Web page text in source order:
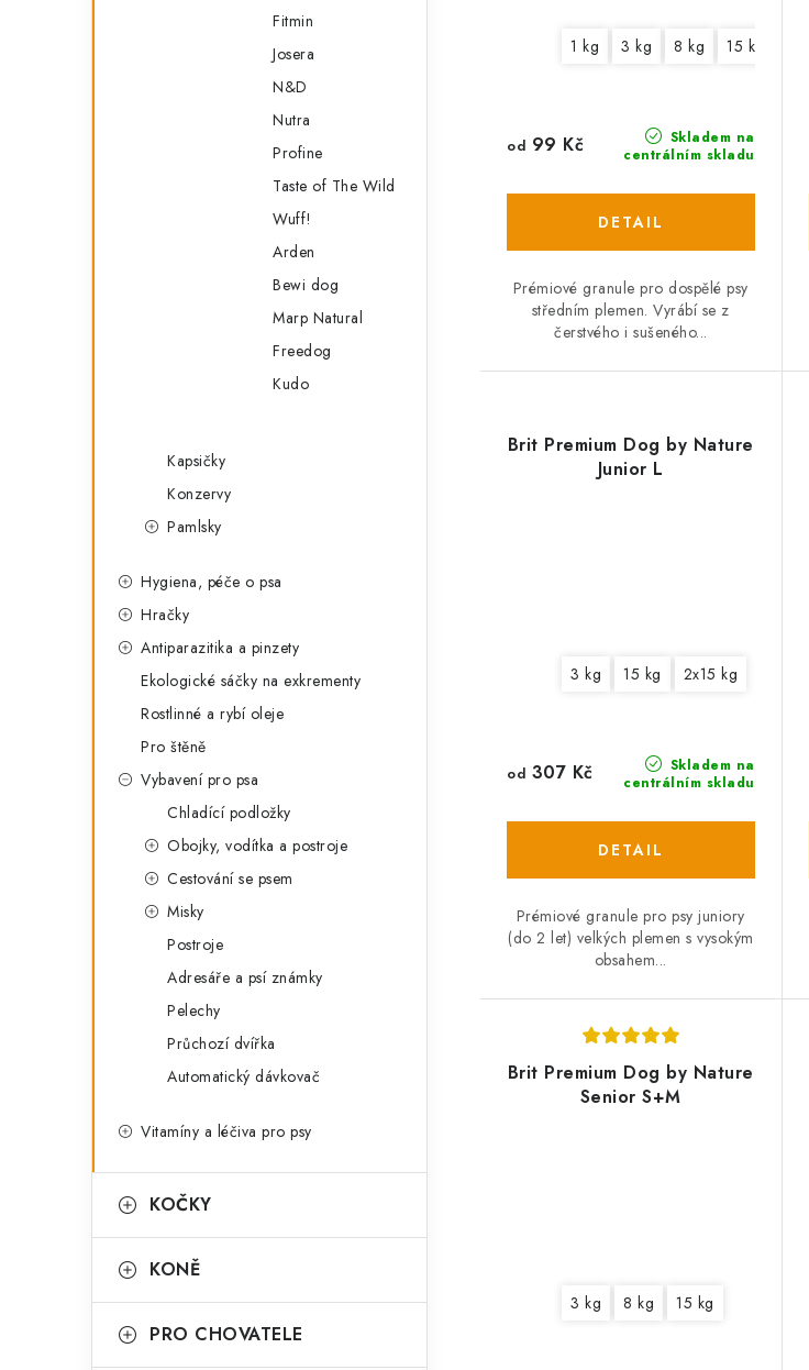
Fitmin
Josera
N&D
Nutra
Profine
Taste of The Wild
Wuff!
Arden
Bewi dog
Marp Natural
Freedog
Kudo
Kapsičky
Konzervy
Pamlsky
Hygiena, péče o psa
Hračky
Antiparazitika a pinzety
Ekologické sáčky na exkrementy
Rostlinné a rybí oleje
Pro štěně
Vybavení pro psa
Chladící podložky
Obojky, vodítka a postroje
Cestování se psem
Misky
Postroje
Adresáře a psí známky
Pelechy
Průchozí dvířka
Automatický dávkovač
Vitamíny a léčiva pro psy
KOČKY
KONĚ
PRO CHOVATELE
1 kg 3 kg 8 kg 15 kg
Skladem na
centrálním skladu
od 99 Kč
Prémiové granule pro dospělé psy
středním plemen. Vyrábí se z
čerstvého i sušeného...
Brit Premium Dog by Nature
Junior L
3 kg 15 kg 2x15 kg
Skladem na
centrálním skladu
od 307 Kč
Prémiové granule pro psy juniory
(do 2 let) velkých plemen s vysokým
obsahem...
Brit Premium Dog by Nature
Senior S+M
3 kg 8 kg 15 kg